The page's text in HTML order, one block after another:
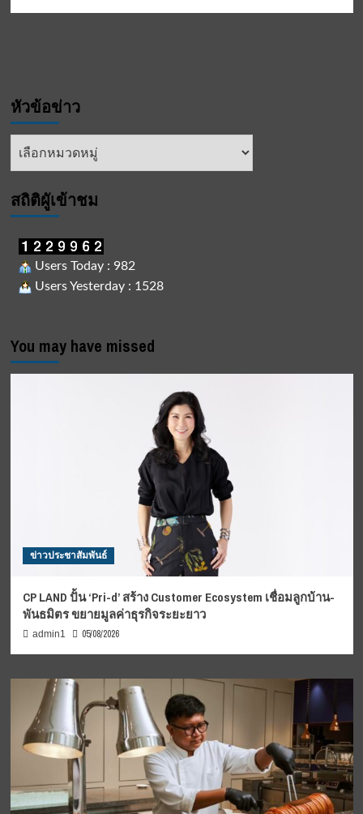
หัวข้อข่าว
หัวข้อ
สถิติผูัเข้าชม
Users Today : 982
Users Yesterday : 1528
You may have missed
ข่าวประชาสัมพันธ์
CP LAND ปั้น ‘Pri-d’ สร้าง Customer Ecosystem เชื่อมลูกบ้าน-
พันธมิตร ขยายมูลค่าธุรกิจระยะยาว
admin1 05/08/2026